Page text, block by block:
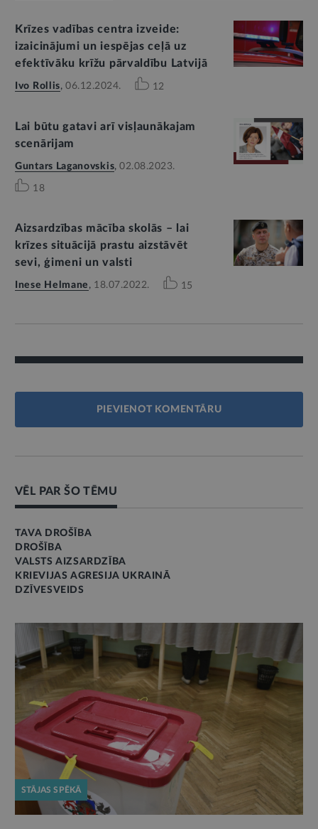
Krīzes vadības centra izveide:
izaicinājumi un iespējas ceļā uz
efektīvāku krīžu pārvaldību Latvijā
Ivo Rollis, 06.12.2024. 12
Lai būtu gatavi arī visļaunākajam
scenārijam
Guntars Laganovskis,02.08.2023.
18
Aizsardzības mācība skolās – lai
krīzes situācijā prastu aizstāvēt
sevi, ģimeni un valsti
Inese Helmane , 18.07.2022. 15
PIEVIENOT KOMENTĀRU
VĒL PAR ŠO TĒMU
TAVA DROŠĪBA
DROŠĪBA
VALSTS AIZSARDZĪBA
KRIEVIJAS AGRESIJA UKRAINĀ
DZĪVESVEIDS
STĀJAS SPĒKĀ